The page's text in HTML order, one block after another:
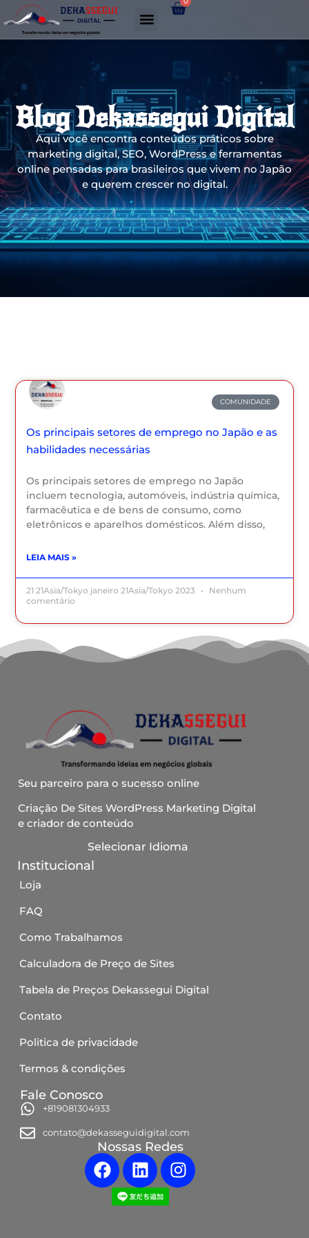
Blog Dekassegui Digital
Aqui você encontra conteúdos práticos sobre
marketing digital, SEO, WordPress e ferramentas
online pensadas para brasileiros que vivem no Japão
e querem crescer no digital.
COMUNIDADE
Os principais setores de emprego no Japão e as
habilidades necessárias
Os principais setores de emprego no Japão
incluem tecnologia, automóveis, indústria química,
farmacêutica e de bens de consumo, como
eletrônicos e aparelhos domésticos. Além disso,
LEIA MAIS »
21 21Asia/Tokyo janeiro 21Asia/Tokyo 2023
Nenhum
comentário
Seu parceiro para o sucesso online
Criação De Sites WordPress Marketing Digital
e criador de conteúdo
Selecionar Idioma
Institucional
Loja
FAQ
Como Trabalhamos
Calculadora de Preço de Sites
Tabela de Preços Dekassegui Digital
Contato
Politica de privacidade
Termos & condições
Fale Conosco
+819081304933
contato@dekasseguidigital.com
Nossas Redes